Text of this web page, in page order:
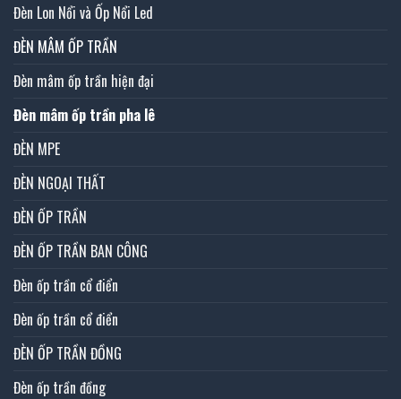
Đèn Lon Nổi và Ốp Nổi Led
ĐÈN MÂM ỐP TRẦN
Đèn mâm ốp trần hiện đại
Đèn mâm ốp trần pha lê
ĐÈN MPE
ĐÈN NGOẠI THẤT
ĐÈN ỐP TRẦN
ĐÈN ỐP TRẦN BAN CÔNG
Đèn ốp trần cổ điển
Đèn ốp trần cổ điển
ĐÈN ỐP TRẦN ĐỒNG
Đèn ốp trần đồng